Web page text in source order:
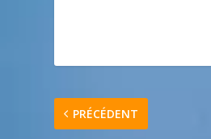
PRÉCÉDENT